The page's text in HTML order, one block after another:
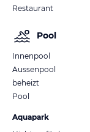
Restaurant
Pool
Innenpool
Aussenpool
beheizt
Pool
Aquapark